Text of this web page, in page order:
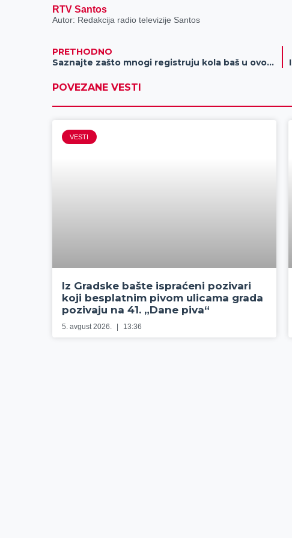
RTV Santos
Autor: Redakcija radio televizije Santos
PRETHODNO
Saznajte zašto mnogi registruju kola baš u ovom centru
POVEZANE VESTI
VESTI
Iz Gradske bašte ispraćeni pozivari
koji besplatnim pivom ulicama grada
pozivaju na 41. „Dane piva“
5. avgust 2026. 13:36